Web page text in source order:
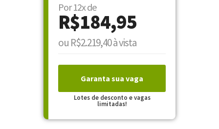
Por 12x de
R$184,95
ou R$2.219,40 à vista
Garanta sua vaga
Lotes de desconto e vagas
limitadas!